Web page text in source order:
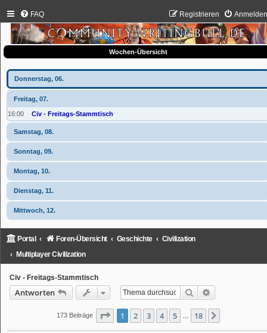
FAQ Registrieren
Wochen-Übersicht
Donnerstag, 06.
Freitag, 07.
16:00 Civ - Freitags-Stammtisch
Samstag, 08.
Sonntag, 09.
Montag, 10.
Dienstag, 11.
Mittwoch, 12.
Portal Foren-Übersicht Geschichte
Civilization
Multiplayer Civilization
Civ - Freitags-Stammtisch
Antworten Suche
173 Beiträge Seite 1von 18
1 2 3 4 5 18